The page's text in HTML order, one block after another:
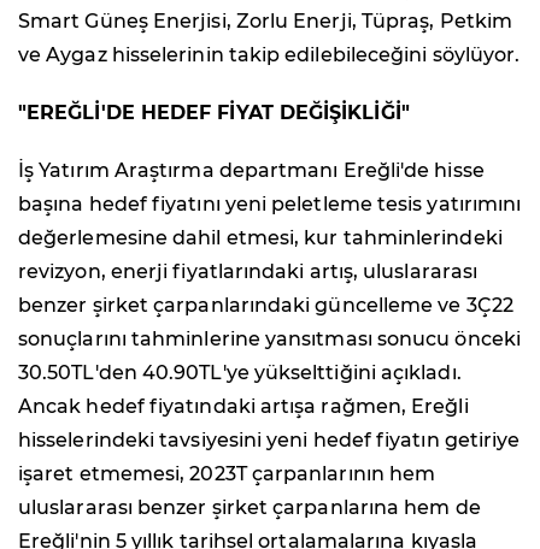
Smart Güneş Enerjisi, Zorlu Enerji, Tüpraş, Petkim
ve Aygaz hisselerinin takip edilebileceğini söylüyor.
"EREĞLİ'DE HEDEF FİYAT DEĞİŞİKLİĞİ"
İş Yatırım Araştırma departmanı Ereğli'de hisse
başına hedef fiyatını yeni peletleme tesis yatırımını
değerlemesine dahil etmesi, kur tahminlerindeki
revizyon, enerji fiyatlarındaki artış, uluslararası
benzer şirket çarpanlarındaki güncelleme ve 3Ç22
sonuçlarını tahminlerine yansıtması sonucu önceki
30.50TL'den 40.90TL'ye yükselttiğini açıkladı.
Ancak hedef fiyatındaki artışa rağmen, Ereğli
hisselerindeki tavsiyesini yeni hedef fiyatın getiriye
işaret etmemesi, 2023T çarpanlarının hem
uluslararası benzer şirket çarpanlarına hem de
Ereğli'nin 5 yıllık tarihsel ortalamalarına kıyasla